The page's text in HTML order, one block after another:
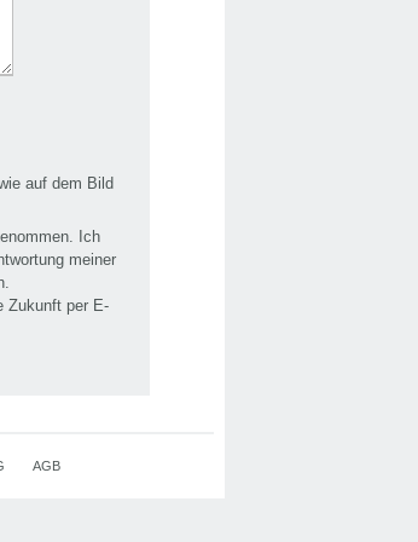
auf dem Bild
Ich
meiner
Zukunft per E-
AGB